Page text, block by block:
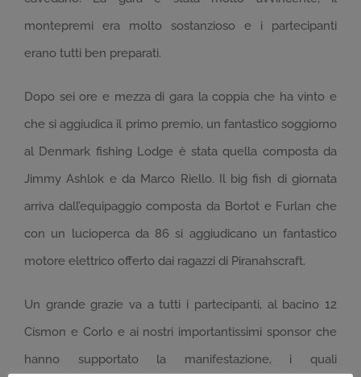
montepremi era molto sostanzioso e i partecipanti
erano tutti ben preparati.
Dopo sei ore e mezza di gara la coppia che ha vinto e
che si aggiudica il primo premio, un fantastico soggiorno
al Denmark fishing Lodge è stata quella composta da
Jimmy Ashlok e da Marco Riello. Il big fish di giornata
arriva dall’equipaggio composta da Bortot e Furlan che
con un lucioperca da 86 si aggiudicano un fantastico
motore elettrico offerto dai ragazzi di Piranahscraft.
Un grande grazie va a tutti i partecipanti, al bacino 12
Cismon e Corlo e ai nostri importantissimi sponsor che
hanno supportato la manifestazione, i quali